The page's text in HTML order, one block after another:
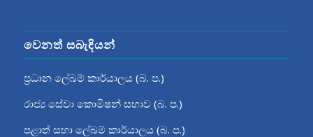
වෙනත් සබැඳියන්
ප්‍රධාන ලේඛම් කාර්යාලය (බ. ප.)
රාජ්‍ය සේවා කොමිෂන් සභාව (බ. ප.)
පළාත් සභා ලේඛම් කාර්යාලය (බ. ප.)